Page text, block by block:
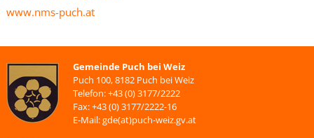
www.nms-puch.at
Gemeinde Puch bei Weiz
Puch 100, 8182 Puch bei Weiz
Telefon: +43 (0) 3177/2222
Fax: +43 (0) 3177/2222-16
E-Mail: gde(at)puch-weiz.gv.at